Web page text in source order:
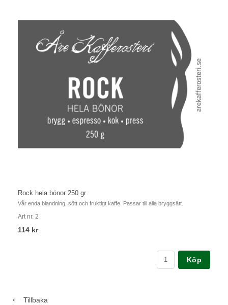
Rock hela bönor 250 gr
Vår enda blandning, sött och fruktigt kaffe. Passar till alla bryggsätt.
Art nr. 2
114 kr
Köp
Tillbaka